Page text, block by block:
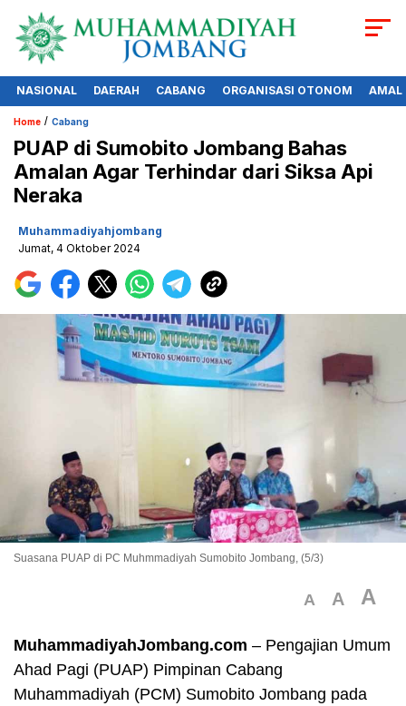
NASIONAL DAERAH CABANG ORGANISASI OTONOM AMAL
Home / Cabang
PUAP di Sumobito Jombang Bahas
Amalan Agar Terhindar dari Siksa Api
Neraka
Muhammadiyahjombang
Jumat, 4 Oktober 2024
Suasana PUAP di PC Muhmmadiyah Sumobito Jombang, (5/3)
A A A
MuhammadiyahJombang.com – Pengajian Umum
Ahad Pagi (PUAP) Pimpinan Cabang
Muhammadiyah (PCM) Sumobito Jombang pada